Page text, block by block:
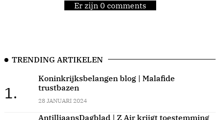
Er zijn 0 comments
TRENDING ARTIKELEN
1.
Koninkrijksbelangen blog | Malafide
trustbazen
28 JANUARI 2024
AntilliaansDagblad | Z Air krijgt toestemming